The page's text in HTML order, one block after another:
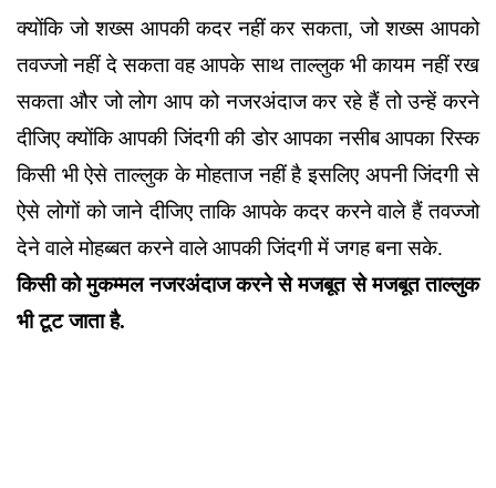
क्योंकि जो शख्स आपकी कदर नहीं कर सकता, जो शख्स आपको
तवज्जो नहीं दे सकता वह आपके साथ ताल्लुक भी कायम नहीं रख
सकता और जो लोग आप को नजरअंदाज कर रहे हैं तो उन्हें करने
दीजिए क्योंकि आपकी जिंदगी की डोर आपका नसीब आपका रिस्क
किसी भी ऐसे ताल्लुक के मोहताज नहीं है इसलिए अपनी जिंदगी से
ऐसे लोगों को जाने दीजिए ताकि आपके कदर करने वाले हैं तवज्जो
देने वाले मोहब्बत करने वाले आपकी जिंदगी में जगह बना सके.
किसी को मुकम्मल नजरअंदाज करने से मजबूत से मजबूत ताल्लुक
भी टूट जाता है.